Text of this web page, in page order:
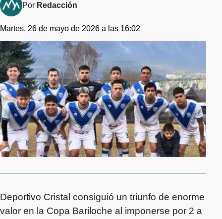
Por Redacción
Martes, 26 de mayo de 2026 a las 16:02
Deportivo Cristal consiguió un triunfo de enorme
valor en la Copa Bariloche al imponerse por 2 a